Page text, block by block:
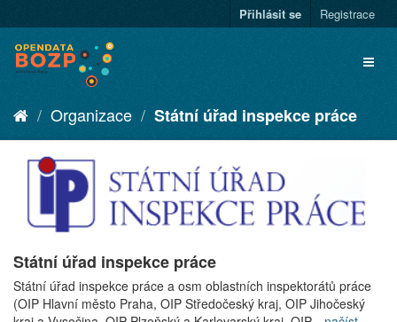
Přihlásit se Registrace
Organizace Státní úřad inspekce práce
Státní úřad inspekce práce
Státní úřad inspekce práce a osm oblastních inspektorátů práce
(OIP Hlavní město Praha, OIP Středočeský kraj, OIP Jihočeský